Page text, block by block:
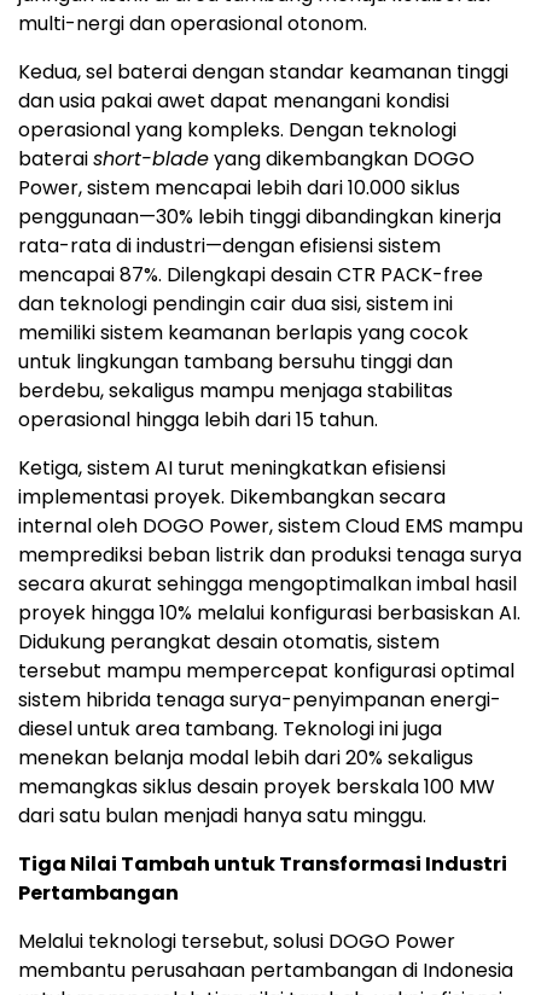
multi-nergi dan operasional otonom.
Kedua, sel baterai dengan standar keamanan tinggi
dan usia pakai awet dapat menangani kondisi
operasional yang kompleks. Dengan teknologi
bateraishort-bladeyang dikembangkan DOGO
Power, sistem mencapai lebih dari 10.000 siklus
penggunaan—30% lebih tinggi dibandingkan kinerja
rata-rata di industri—dengan efisiensi sistem
mencapai 87%. Dilengkapi desain CTR PACK-free
dan teknologi pendingin cair dua sisi, sistem ini
memiliki sistem keamanan berlapis yang cocok
untuk lingkungan tambang bersuhu tinggi dan
berdebu, sekaligus mampu menjaga stabilitas
operasional hingga lebih dari 15 tahun.
Ketiga, sistem AI turut meningkatkan efisiensi
implementasi proyek. Dikembangkan secara
internal oleh DOGO Power, sistem Cloud EMS mampu
memprediksi beban listrik dan produksi tenaga surya
secara akurat sehingga mengoptimalkan imbal hasil
proyek hingga 10% melalui konfigurasi berbasiskan AI.
Didukung perangkat desain otomatis, sistem
tersebut mampu mempercepat konfigurasi optimal
sistem hibrida tenaga surya-penyimpanan energi-
diesel untuk area tambang. Teknologi ini juga
menekan belanja modal lebih dari 20% sekaligus
memangkas siklus desain proyek berskala 100 MW
dari satu bulan menjadi hanya satu minggu.
Tiga Nilai Tambah untuk Transformasi Industri
Pertambangan
Melalui teknologi tersebut, solusi DOGO Power
membantu perusahaan pertambangan di Indonesia